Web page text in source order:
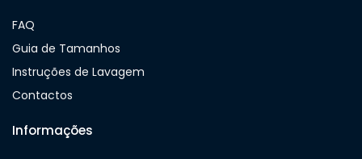
FAQ
Guia de Tamanhos
Instruções de Lavagem
Contactos
Informações